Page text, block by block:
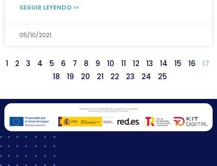
SEGUIR LEYENDO >>
05/10/2021
1 2 3 4 5 6 7 8 9 10 11 12 13 14 15 16
17
18
19 20 21 22 23 24 25